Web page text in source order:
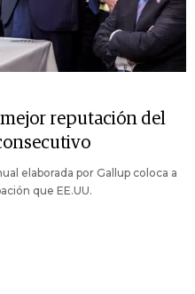
reputación del
elaborada por Gallup coloca a
que EE.UU.